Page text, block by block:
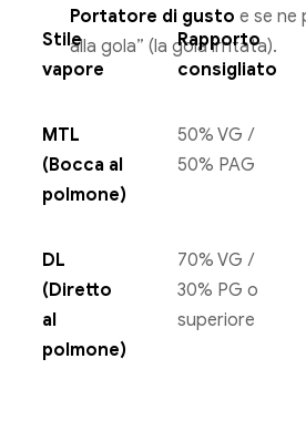
Portatore di gusto e se ne
alla gola” (la gola irritata).
Stile
vapore
Rapporto
consigliato
MTL
(Bocca al
polmone)
50% VG /
50% PAG
DL
(Diretto
al
polmone)
70% VG /
30% PG o
superiore